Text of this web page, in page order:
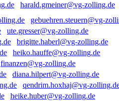
harald.gmeiner@vg-zolling.de
gebuehren.steuern@vg-
ute.gresser@vg-zolling.de
brigitte.haberl@vg-zolling.de
heiko.hauffe@vg-zolling.de
finanzen@vg-zolling.de
diana.hilpert@vg-zolling.de
qendrim.hoxhaj@vg-
heike.huber@vg-zolling.de